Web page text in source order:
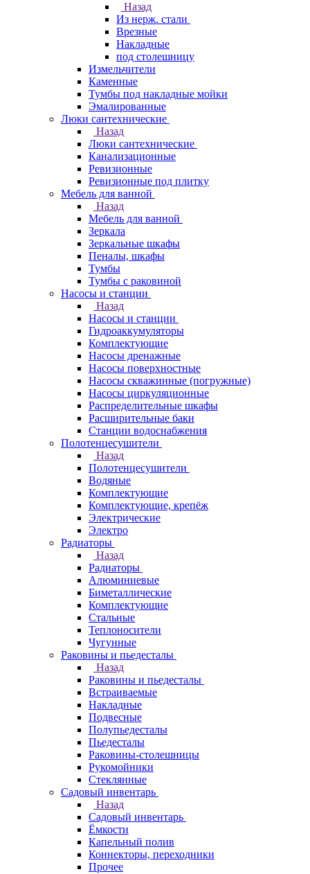
Назад
Из нерж. стали
Врезные
Накладные
под столешницу
Измельчители
Каменные
Тумбы под накладные мойки
Эмалированные
Люки сантехнические
Назад
Люки сантехнические
Канализационные
Ревизионные
Ревизионные под плитку
Мебель для ванной
Назад
Мебель для ванной
Зеркала
Зеркальные шкафы
Пеналы, шкафы
Тумбы
Тумбы с раковиной
Насосы и станции
Назад
Насосы и станции
Гидроаккумуляторы
Комплектующие
Насосы дренажные
Насосы поверхностные
Насосы скважинные (погружные)
Насосы циркуляционные
Распределительные шкафы
Расширительные баки
Станции водоснабжения
Полотенцесушители
Назад
Полотенцесушители
Водяные
Комплектующие
Комплектующие, крепёж
Электрические
Электро
Радиаторы
Назад
Радиаторы
Алюминиевые
Биметаллические
Комплектующие
Стальные
Теплоносители
Чугунные
Раковины и пьедесталы
Назад
Раковины и пьедесталы
Встраиваемые
Накладные
Подвесные
Полупьедесталы
Пьедесталы
Раковины-столешницы
Рукомойники
Стеклянные
Садовый инвентарь
Назад
Садовый инвентарь
Ёмкости
Капельный полив
Коннекторы, переходники
Прочее